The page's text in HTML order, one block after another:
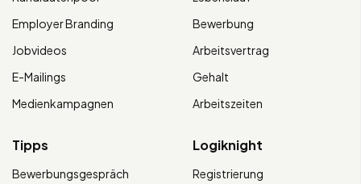
Employer Branding
Jobvideos
E-Mailings
Medienkampagnen
Bewerbung
Arbeitsvertrag
Gehalt
Arbeitszeiten
Tipps
Bewerbungsgespräch
Logiknight
Registrierung